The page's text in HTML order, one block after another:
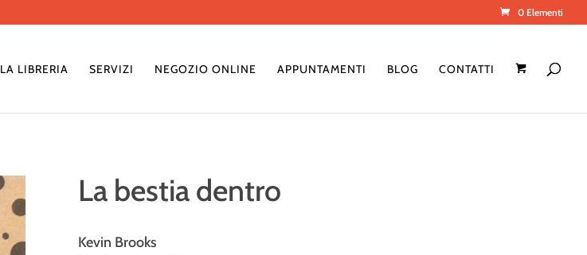
0 Elementi
LA LIBRERIA SERVIZI NEGOZIO ONLINE APPUNTAMENTI BLOG CONTATTI
La bestia dentro
Kevin Brooks